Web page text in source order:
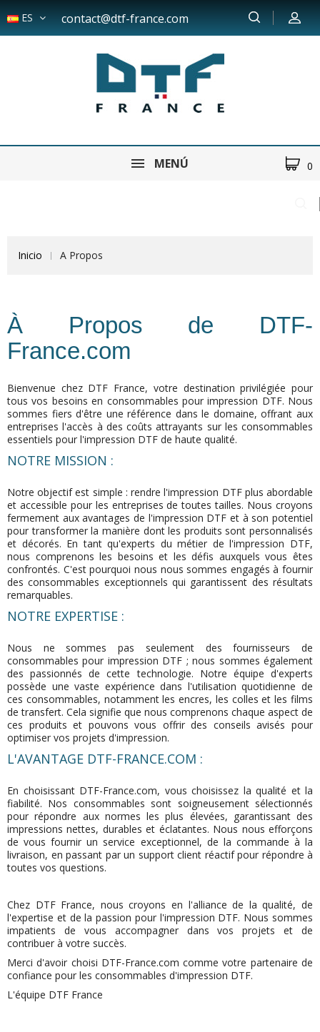
ES contact@dtf-france.com
MENÚ 0
Inicio A Propos
À Propos de DTF-
France.com
Bienvenue chez DTF France, votre destination privilégiée pour
tous vos besoins en consommables pour impression DTF. Nous
sommes fiers d'être une référence dans le domaine, offrant aux
entreprises l'accès à des coûts attrayants sur les consommables
essentiels pour l'impression DTF de haute qualité.
NOTRE MISSION :
Notre objectif est simple : rendre l'impression DTF plus abordable
et accessible pour les entreprises de toutes tailles. Nous croyons
fermement aux avantages de l'impression DTF et à son potentiel
pour transformer la manière dont les produits sont personnalisés
et décorés. En tant qu'experts du métier de l'impression DTF,
nous comprenons les besoins et les défis auxquels vous êtes
confrontés. C'est pourquoi nous nous sommes engagés à fournir
des consommables exceptionnels qui garantissent des résultats
remarquables.
NOTRE EXPERTISE :
Nous ne sommes pas seulement des fournisseurs de
consommables pour impression DTF ; nous sommes également
des passionnés de cette technologie. Notre équipe d'experts
possède une vaste expérience dans l'utilisation quotidienne de
ces consommables, notamment les encres, les colles et les films
de transfert. Cela signifie que nous comprenons chaque aspect de
ces produits et pouvons vous offrir des conseils avisés pour
optimiser vos projets d'impression.
L'AVANTAGE DTF-FRANCE.COM :
En choisissant DTF-France.com, vous choisissez la qualité et la
fiabilité. Nos consommables sont soigneusement sélectionnés
pour répondre aux normes les plus élevées, garantissant des
impressions nettes, durables et éclatantes. Nous nous efforçons
de vous fournir un service exceptionnel, de la commande à la
livraison, en passant par un support client réactif pour répondre à
toutes vos questions.
Chez DTF France, nous croyons en l'alliance de la qualité, de
l'expertise et de la passion pour l'impression DTF. Nous sommes
impatients de vous accompagner dans vos projets et de
contribuer à votre succès.
Merci d'avoir choisi DTF-France.com comme votre partenaire de
confiance pour les consommables d'impression DTF.
L'équipe DTF France